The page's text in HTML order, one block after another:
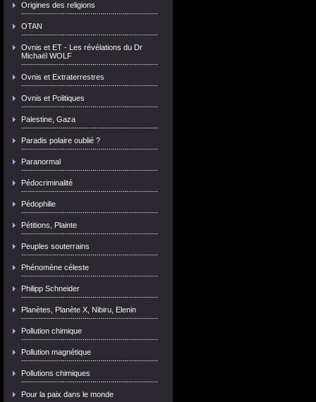
Origines des religions
OTAN
Ovnis et ET - Les révélations du Dr
Michaël WOLF
Ovnis et Extraterrestres
Ovnis et Politiques
Palestine, Gaza
Paradis polaire oublié ?
Paranormal
Pédocriminalité
Pédophilie
Pétitions, Plainte
Peuples souterrains
Phénomène céleste
Philipp Schneider
Planètes, Planète X, Nibiru, Elenin
Pollution chimique
Pollution magnétique
Pollutions chimiques
Pour la paix dans le monde